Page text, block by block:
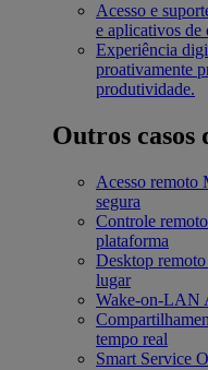
Acesso e
e aplicativos de
Experiência
proativamente
produtividade.
Outros casos
Acesso remoto
segura
Controle remoto
plataforma
Desktop remoto
lugar
Wake-on-LAN
tempo real
Smart Service